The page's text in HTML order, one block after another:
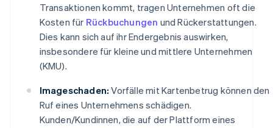
Transaktionen kommt, tragen Unternehmen oft die
Kosten für Rückbuchungen und Rückerstattungen.
Dies kann sich auf ihr Endergebnis auswirken,
insbesondere für kleine und mittlere Unternehmen
(KMU).
Imageschaden: Vorfälle mit Kartenbetrug können den
Ruf eines Unternehmens schädigen.
Kunden/Kundinnen, die auf der Plattform eines